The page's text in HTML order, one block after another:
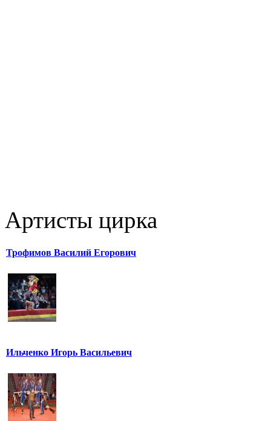
Артисты цирка
Трофимов Василий Егорович
Ильченко Игорь Васильевич